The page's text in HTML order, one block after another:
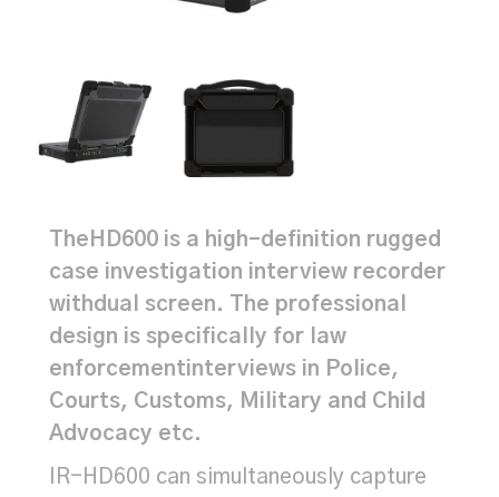
TheHD600 is a high-definition rugged
case investigation interview recorder
withdual screen. The professional
design is specifically for law
enforcementinterviews in Police,
Courts, Customs, Military and Child
Advocacy etc.
IR-HD600 can simultaneously capture